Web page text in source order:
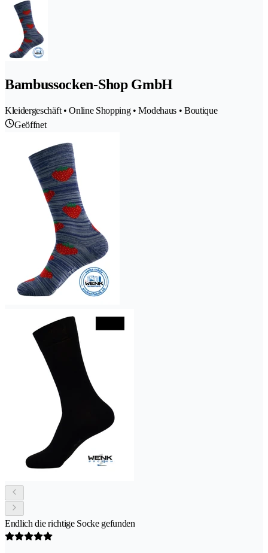
Bambussocken-Shop GmbH
Kleidergeschäft • Online Shopping • Modehaus • Boutique
Geöffnet
Endlich die richtige Socke gefunden